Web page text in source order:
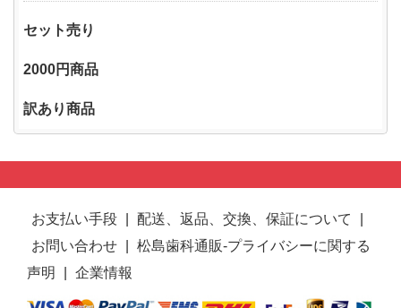
セット売り
2000円商品
訳あり商品
お支払い手段 配送、返品、交換、保証について
お問い合わせ
松島歯科通販-プライバシーに関する
声明
企業情報